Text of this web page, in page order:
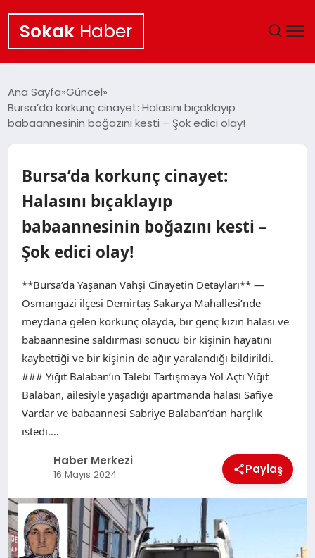
Sokak Haber
EKONOMI
KÜLTÜR SANAT
SAĞLIK
TEKNOLOJI
Ana Sayfa Güncel
Bursa’da korkunç cinayet: Halasını bıçaklayıp
babaannesinin boğazını kesti – Şok edici olay!
Bursa’da korkunç cinayet:
Halasını bıçaklayıp
babaannesinin boğazını kesti –
Şok edici olay!
**Bursa’da Yaşanan Vahşi Cinayetin Detayları** —
Osmangazi ilçesi Demirtaş Sakarya Mahallesi’nde
meydana gelen korkunç olayda, bir genç kızın halası ve
babaannesine saldırması sonucu bir kişinin hayatını
kaybettiği ve bir kişinin de ağır yaralandığı bildirildi.
### Yiğit Balaban’ın Talebi Tartışmaya Yol Açtı Yiğit
Balaban, ailesiyle yaşadığı apartmanda halası Safiye
Vardar ve babaannesi Sabriye Balaban’dan harçlık
istedi….
Haber Merkezi
16 Mayıs 2024 Paylaş